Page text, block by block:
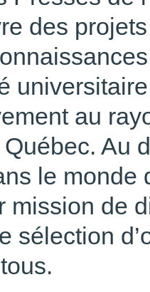
des
au
Québec. Au
le monde
mission de
sélection